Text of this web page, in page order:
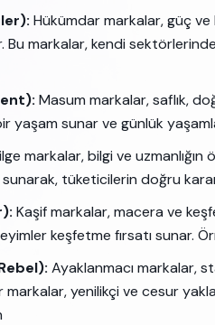
Hükümdar markalar, güç
Bu markalar, kendi
Masum markalar, saflık,
yaşam sunar ve günlük
markalar, bilgi ve
tüketicilerin doğru
Kaşif markalar, macera ve
keşfetme fırsatı sunar.
Ayaklanmacı markalar,
yenilikçi ve cesur